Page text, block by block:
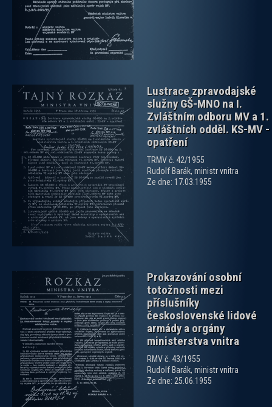
Lustrace zpravodajské
služny GŠ-MNO na I.
Zvláštním odboru MV a 1.
zvláštních odděl. KS-MV -
opatření
TRMV č. 42/1955
Rudolf Barák, ministr vnitra
Ze dne: 17.03.1955
Prokazování osobní
totožnosti mezi
příslušníky
československé lidové
armády a orgány
ministerstva vnitra
RMV č. 43/1955
Rudolf Barák, ministr vnitra
Ze dne: 25.06.1955
zobrazit PDF dokument
zobrazit PDF dokument